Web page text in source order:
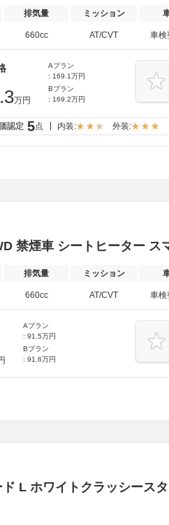
排気量 ミッション
660cc AT/CVT 車検
.3万円
Aプラン
: 169.1万円
Bプラン
: 169.2万円
認定 5点 内装: 外装:
禁煙車 シートヒーター ス
排気量 ミッション
660cc AT/CVT 車検
Aプラン
: 91.5万円
Bプラン
: 91.6万円
L ホワイトクラッシース